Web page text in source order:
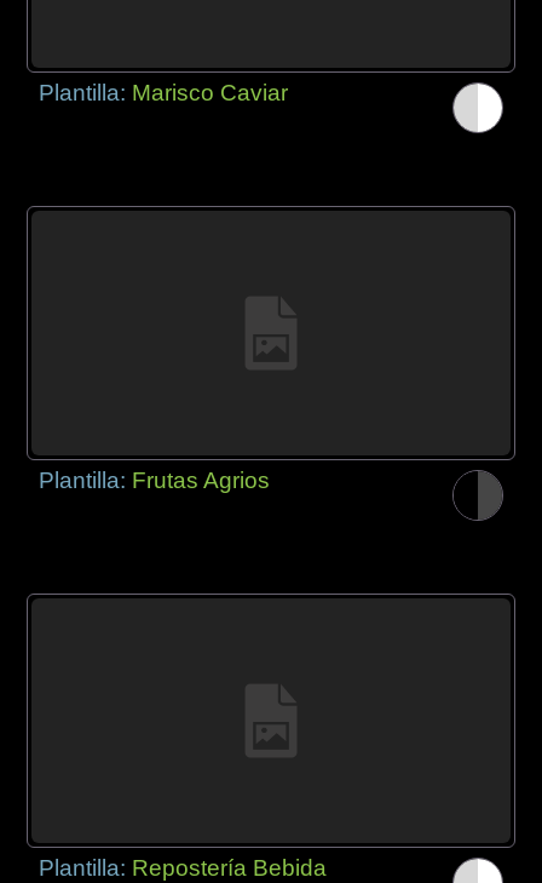
Plantilla: Marisco Caviar
Plantilla: Frutas Agrios
Plantilla: Repostería Bebida